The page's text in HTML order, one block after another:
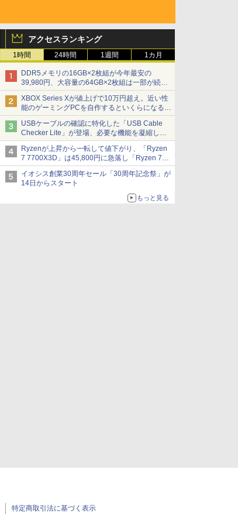
アクセスランキング
1時間 24時間 1週間 1カ月
DDR5メモリの16GB×2枚組が今年最安の
39,980円、大容量の64GB×2枚組は一部が続騰
[8月前半のメモリ価格]
XBOX Series Xが値上げで10万円超え。近い性
能のゲーミングPCを自作するといくらになる？
【石田賀津男の『酒の肴にPCゲーム』】
USBケーブルの確認に特化した「USB Cable
Checker Lite」が登場、必要な機能を凝縮しコ
ンパクトに 7日発売
Ryzenが上昇から一転して値下がり、「Ryzen
7 7700X3D」は45,800円に急落し「Ryzen 7
7800X3D」との価格逆転解消 [8月前半のCPU
価格]
イオシス創業30周年セール「30周年記念祭」が
14日からスタート
もっと見る
特定商取引法に基づく表示